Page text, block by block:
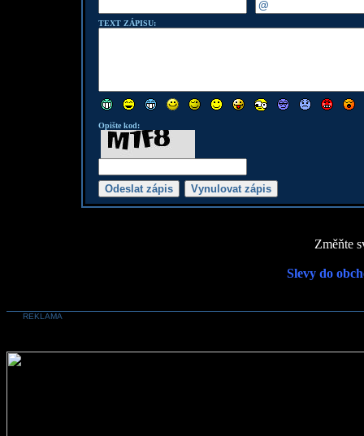
TEXT ZÁPISU:
Opište kod:
Změňte
Slevy do
REKLAMA